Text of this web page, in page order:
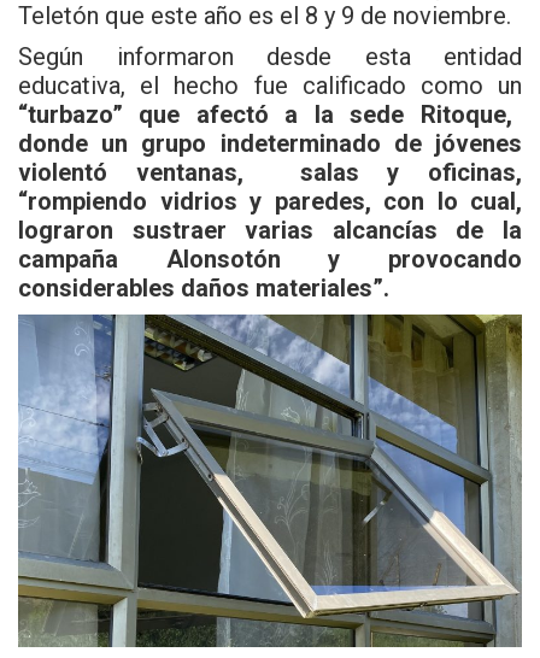
Teletón que este año es el 8 y 9 de noviembre.
Según informaron desde esta entidad
educativa, el hecho fue calificado como un
“turbazo” que afectó a la sede Ritoque,
donde un grupo indeterminado de jóvenes
violentó ventanas, salas y oficinas,
“rompiendo vidrios y paredes, con lo cual,
lograron sustraer varias alcancías de la
campaña Alonsotón y provocando
considerables daños materiales”.